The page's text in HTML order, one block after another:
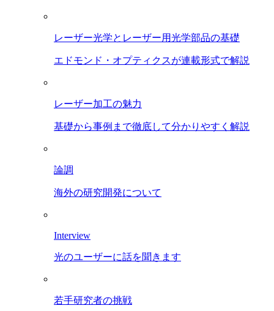
レーザー光学とレーザー用光学部品の基礎
エドモンド・オプティクスが連載形式で解説
レーザー加工の魅力
基礎から事例まで徹底して分かりやすく解説
論調
海外の研究開発について
Interview
光のユーザーに話を聞きます
若手研究者の挑戦